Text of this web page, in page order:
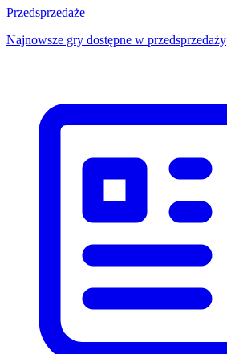
Przedsprzedaże
Najnowsze gry dostępne w przedsprzedaży